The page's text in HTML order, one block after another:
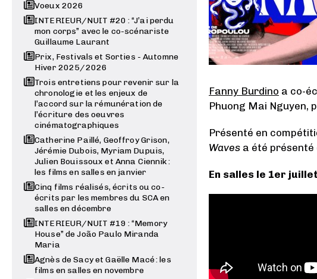
Voeux 2026
INTERIEUR/NUIT #20 : “J’ai perdu
mon corps” avec le co-scénariste
Guillaume Laurant
Prix, Festivals et Sorties - Automne
Hiver 2025/2026
Trois entretiens pour revenir sur la
chronologie et les enjeux de
l’accord sur la rémunération de
l’écriture des oeuvres
cinématographiques
Catherine Paillé, Geoffroy Grison,
Jérémie Dubois, Myriam Dupuis,
Julien Bouissoux et Anna Ciennik :
les films en salles en janvier
Cinq films réalisés, écrits ou co-
écrits par les membres du SCA en
salles en décembre
INTERIEUR/NUIT #19 : “Memory
House” de João Paulo Miranda
Maria
Agnès de Sacy et Gaëlle Macé : les
films en salles en novembre
Fanny Burdino a co-
Phuong Mai Nguyen,
Présenté en
Waves a été présenté
En salles le 1er